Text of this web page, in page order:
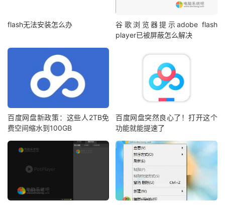
flash无法安装怎么办
谷歌浏览器提示adobe flash
player已被屏蔽怎么解决
百度网盘新政策：这些人2TB免
费空间缩水到100GB
百度网盘突然良心了！打开这个
功能就能提速了